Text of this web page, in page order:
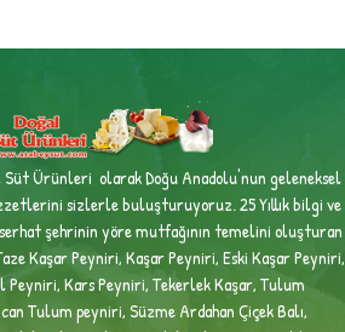
Süt Ürünleri olarak Doğu Anadolu'nun geleneksel
sizlerle buluşturuyoruz. 25 Yıllık bilgi ve
serhat şehrinin yöre mutfağının temelini oluşturan
Kaşar Peyniri, Kaşar Peyniri, Eski Kaşar Peyniri,
Peyniri, Kars Peyniri, Tekerlek Kaşar, Tulum
Tulum peyniri,Süzme Ardahan Çiçek Balı,